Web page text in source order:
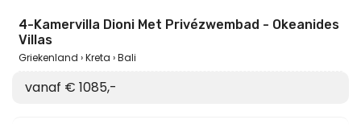
4-Kamervilla Dioni Met Privézwembad - Okeanides
Villas
Griekenland Kreta Bali
vanaf € 1085,-